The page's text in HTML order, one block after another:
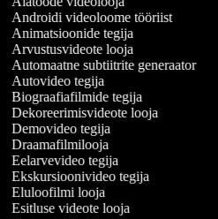
Androidi videoloome tööriist
Animatsioonide tegija
Arvustusvideote looja
Automaatne subtiitrite generaator
Autovideo tegija
Biograafiafilmide tegija
Dekoreerimisvideote looja
Demovideo tegija
Draamafilmilooja
Eelarvevideo tegija
Ekskursioonivideo tegija
Eluloofilmi looja
Esitluse videote looja